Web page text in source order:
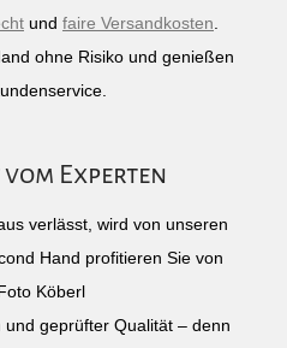
und faire Versandkosten
ohne Risiko und genießen
Experten
verlässt, wird von unseren
Hand profitieren Sie von
Köberl
geprüfter Qualität – denn